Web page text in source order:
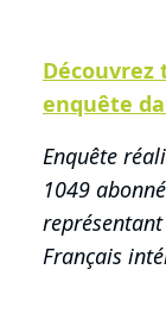
Découvrez
enquête
Enquête
1049
Français